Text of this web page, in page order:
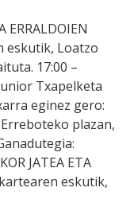
ERRALDOIEN
eskutik, Loatzo
17:00 –
Txapelketa
eginez gero:
Erreboteko plazan,
JATEA ETA
eskutik,